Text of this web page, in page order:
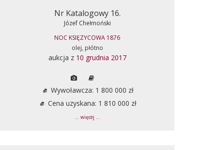
Nr Katalogowy 16.
Józef Chełmoński
NOC KSIĘZYCOWA 1876
olej, płótno
aukcja z 10 grudnia 2017
Wywoławcza: 1 800 000 zł
Cena uzyskana: 1 810 000 zł
... więcej ...